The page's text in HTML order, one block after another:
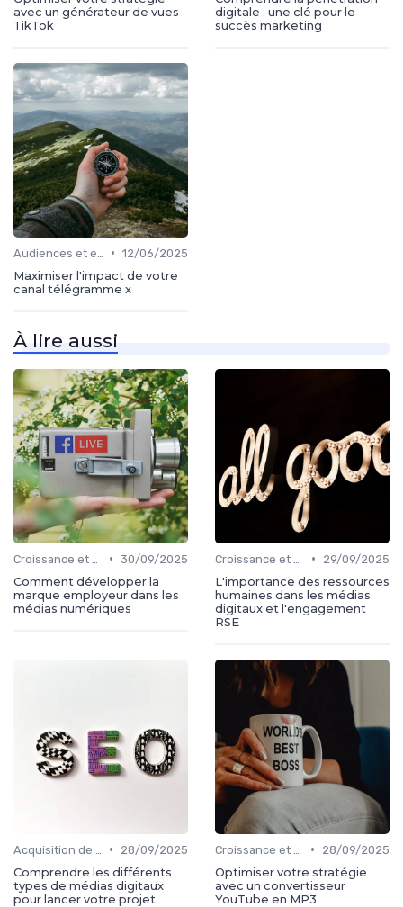
avec un générateur de vues
TikTok
digitale : une clé pour le
succès marketing
• 12/06/2025
Maximiser l'impact de votre
canal télégramme x
À lire aussi
• 30/09/2025
Comment développer la
marque employeur dans les
médias numériques
•
29/09/2025
L'importance des ressources
humaines dans les médias
digitaux et l'engagement
RSE
•
28/09/2025
Comprendre les différents
types de médias digitaux
pour lancer votre projet
•
28/09/2025
Optimiser votre stratégie
avec un convertisseur
YouTube en MP3